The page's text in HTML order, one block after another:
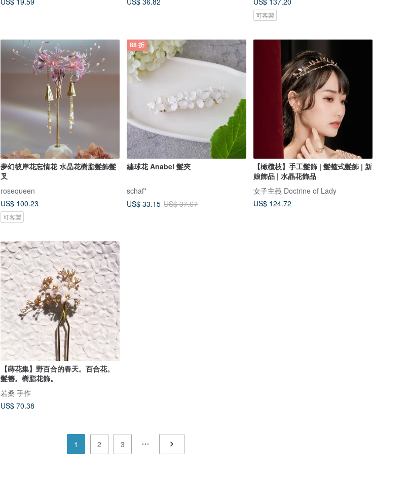
可客製
夢幻彼岸花忘情花 水晶花樹脂髮飾髮
叉
rosequeen
US$ 100.23
可客製
88 折
繡球花 Anabel 髮夾
schaf*
US$ 33.15 US$ 37.67
【橄欖枝】手工髮飾 | 髮箍式髮飾 | 新
娘飾品 | 水晶花飾品
女子主義 Doctrine of Lady
US$ 124.72
【蒔花集】野百合的春天。百合花。
髮簪。樹脂花飾。
若桑 手作
US$ 70.38
1 2 3